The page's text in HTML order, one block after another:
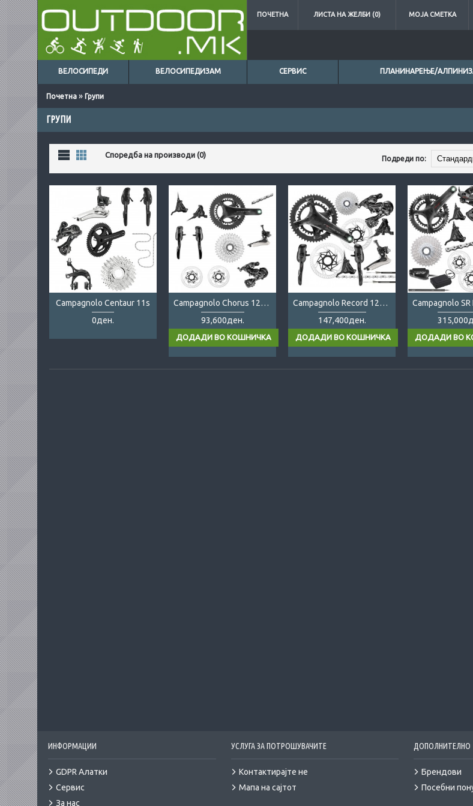
ПОЧЕТНА ЛИСТА НА ЖЕЛБИ (0) МОЈА СМЕТКА
ВЕЛОСИПЕДИ ВЕЛОСИПЕДИЗАМ СЕРВИС ПЛАНИНАРЕЊЕ/
Почетна » Групи
ГРУПИ
ЛистаТабела Подреди по:
Споредба на производи (0)
Campagnolo Centaur 11s
0ден.
Campagnolo Chorus 12s DB
93,600ден.
Campagnolo Record 12s DB
147,400ден.
ИНФОРМАЦИИ
GDPR Алатки
Сервис
За нас
УСЛУГА ЗА ПОТРОШУВАЧИТЕ
Контактирајте не
Мапа на сајтот
ДОПОЛНИТЕЛНО
Брендови
Посебни